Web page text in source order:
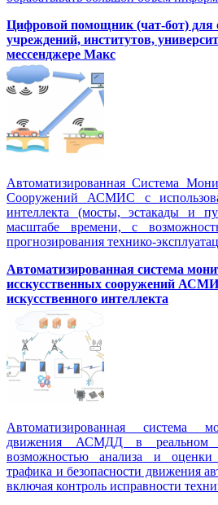
Цифровой помощник (чат-бот) для
учреждений, институтов,
мессенджере Макс
Автоматизированная Система
Сооружений АСМИС с
интеллекта (мосты, эстакады и
масштабе времени, с
прогнозирования технико-
Автоматизированная система
исскусственных сооружений
искусственного интеллекта
Автоматизированная система
движения АСМДД в реальном
возможностью анализа и оценки
трафика и безопасности движения
включая контроль исправности